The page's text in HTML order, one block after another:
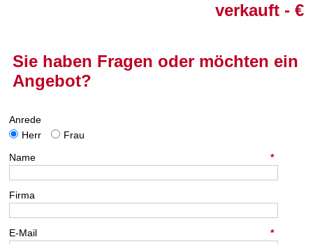
verkauft - €
Sie haben Fragen oder möchten ein
Angebot?
Anrede
Herr
Frau
Name
*
Firma
E-Mail *